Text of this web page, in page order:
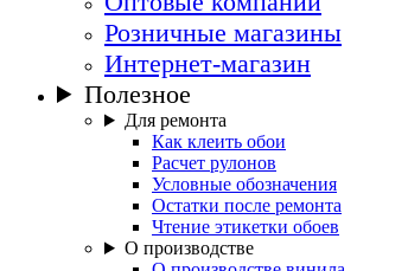
Розничные магазины
Интернет-магазин
Полезное
Для ремонта
Как клеить обои
Расчет рулонов
Условные обозначения
Остатки после ремонта
Чтение этикетки обоев
О производстве